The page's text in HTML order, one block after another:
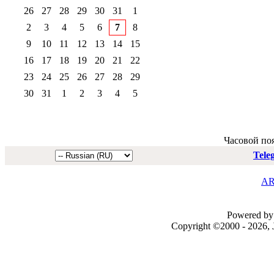
26
27 28 29 30 31
1
2
3 4 5 6 7
8
9
10 11 12 13 14
15
16
17 18 19 20 21
22
23
24 25 26 27 28
29
30
31 1 2 3 4 5
Часовой
Powered
Copyright ©2000 - 2026,